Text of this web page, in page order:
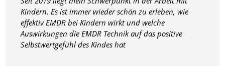
Kindern. Es ist immer wieder schön zu erleben, wie
effektiv EMDR bei Kindern wirkt und welche
Auswirkungen die EMDR Technik auf das positive
Selbstwertgefühl des Kindes hat